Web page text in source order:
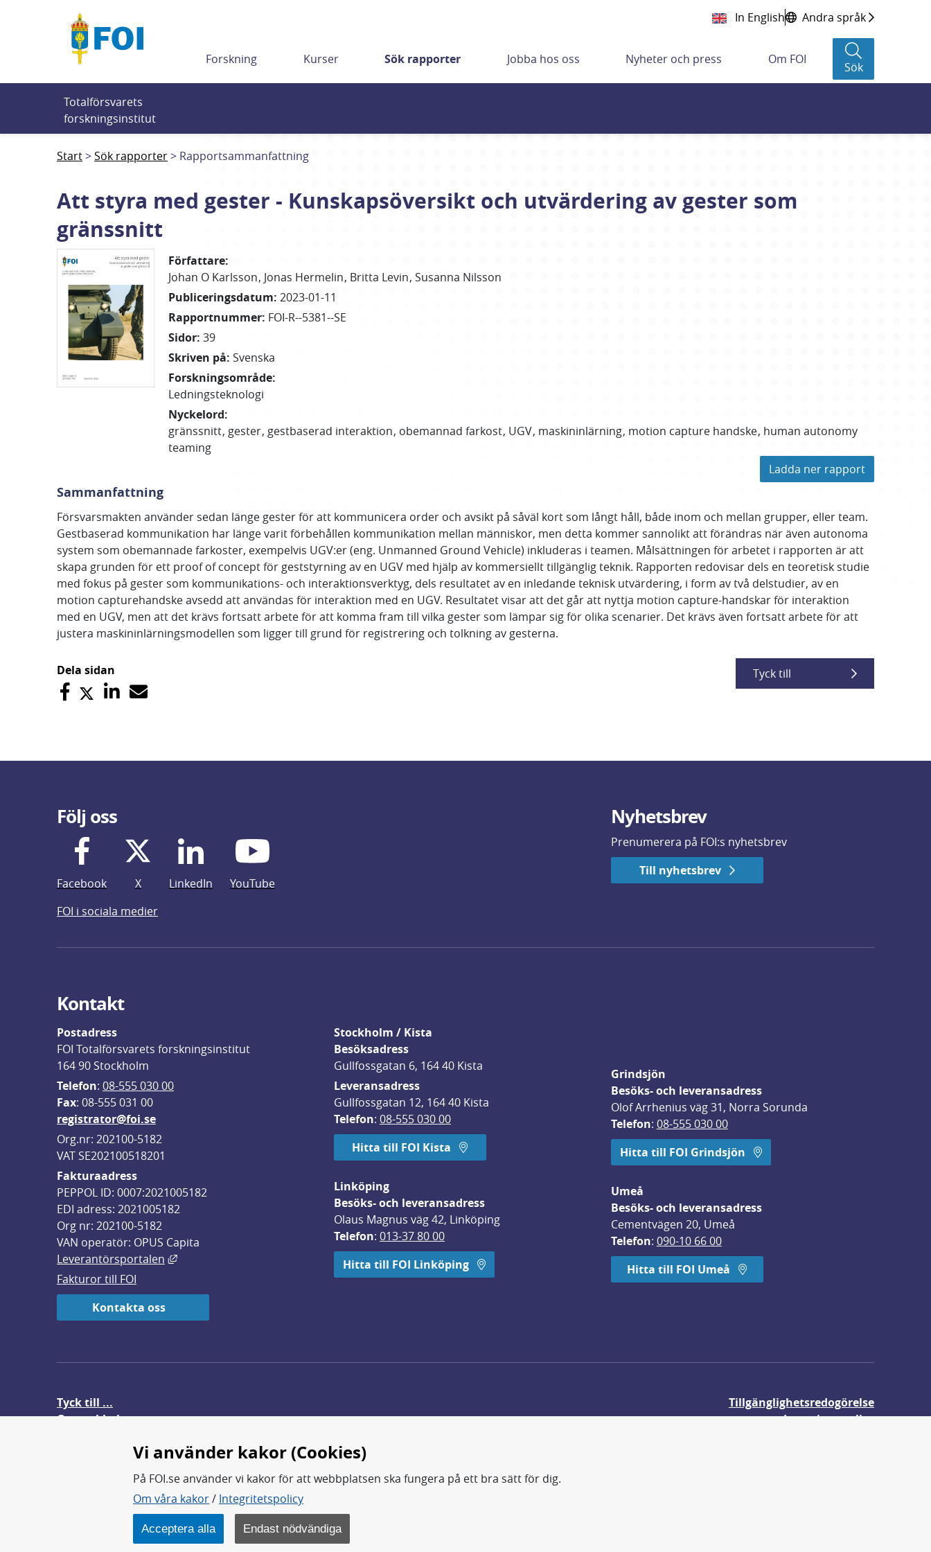
In English Andra språk
Forskning Kurser Sök rapporter Jobba hos oss Nyheter och press Om FOI
Sök
Totalförsvarets
forskningsinstitut
Start Sök rapporter Rapportsammanfattning
Att styra med gester - Kunskapsöversikt och utvärdering av gester som
gränssnitt
Författare:
Johan O Karlsson Jonas Hermelin Britta Levin Susanna Nilsson
Publiceringsdatum: 2023-01-11
Rapportnummer: FOI-R--5381--SE
Sidor: 39
Skriven på: Svenska
Forskningsområde:
Ledningsteknologi
Nyckelord:
gränssnitt gester gestbaserad interaktion obemannad farkost UGV maskininlärning motion capture handske human autonomy
teaming
Ladda ner rapport
Sammanfattning
Försvarsmakten använder sedan länge gester för att kommunicera order och avsikt på såväl kort som långt håll, både inom och mellan grupper, eller team.
Gestbaserad kommunikation har länge varit förbehållen kommunikation mellan människor, men detta kommer sannolikt att förändras när även autonoma
system som obemannade farkoster, exempelvis UGV:er (eng. Unmanned Ground Vehicle) inkluderas i teamen. Målsättningen för arbetet i rapporten är att
skapa grunden för ett proof of concept för geststyrning av en UGV med hjälp av kommersiellt tillgänglig teknik. Rapporten redovisar dels en teoretisk studie
med fokus på gester som kommunikations- och interaktionsverktyg, dels resultatet av en inledande teknisk utvärdering, i form av två delstudier, av en
motion capturehandske avsedd att användas för interaktion med en UGV. Resultatet visar att det går att nyttja motion capture-handskar för interaktion
med en UGV, men att det krävs fortsatt arbete för att komma fram till vilka gester som lämpar sig för olika scenarier. Det krävs även fortsatt arbete för att
justera maskininlärningsmodellen som ligger till grund för registrering och tolkning av gesterna.
Dela sidan Tyck till
Följ oss
Facebook X LinkedIn
YouTube
FOI i sociala medier
Nyhetsbrev
Prenumerera på FOI:s nyhetsbrev
Till nyhetsbrev
Kontakt
Postadress
FOI Totalförsvarets forskningsinstitut
164 90 Stockholm
Telefon: 08-555 030 00
Fax: 08-555 031 00
registrator@foi.se
Org.nr: 202100-5182
VAT SE202100518201
Fakturaadress
PEPPOL ID: 0007:2021005182
EDI adress: 2021005182
Org nr: 202100-5182
VAN operatör: OPUS Capita
Leverantörsportalen
Länk till annan webbplats, öppnas i nytt fönster.
Fakturor till FOI
Kontakta oss
Stockholm / Kista
Besöksadress
Gullfossgatan 6, 164 40 Kista
Leveransadress
Gullfossgatan 12, 164 40 Kista
Telefon: 08-555 030 00
Hitta till FOI Kista
Linköping
Besöks- och leveransadress
Olaus Magnus väg 42, Linköping
Telefon: 013-37 80 00
Hitta till FOI Linköping
Grindsjön
Besöks- och leveransadress
Olof Arrhenius väg 31, Norra Sorunda
Telefon: 08-555 030 00
Hitta till FOI Grindsjön
Umeå
Besöks- och leveransadress
Cementvägen 20, Umeå
Telefon: 090-10 66 00
Hitta till FOI Umeå
Tyck till ...
Om webbplatsen
Tillgänglighetsredogörelse
Integritetspolicy
FOI forskar för en säkrare värld.
FOI:s kärnverksamhet är forskning, metod- och teknikutveckling samt analyser och studier.
Myndigheten ligger under Försvarsdepartementet.
Vi använder kakor (Cookies)
På FOI.se använder vi kakor för att webbplatsen ska fungera på ett bra sätt för dig.
Om våra kakor/ Integritetspolicy
Acceptera alla Endast nödvändiga